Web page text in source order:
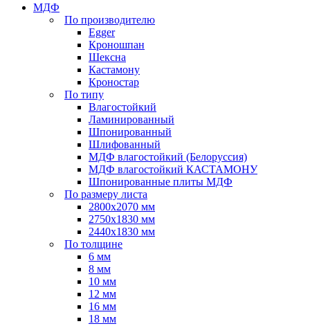
МДФ
По производителю
Egger
Кроношпан
Шексна
Кастамону
Кроностар
По типу
Влагостойкий
Ламинированный
Шпонированный
Шлифованный
МДФ влагостойкий (Белоруссия)
МДФ влагостойкий КАСТАМОНУ
Шпонированные плиты МДФ
По размеру листа
2800х2070 мм
2750х1830 мм
2440х1830 мм
По толщине
6 мм
8 мм
10 мм
12 мм
16 мм
18 мм